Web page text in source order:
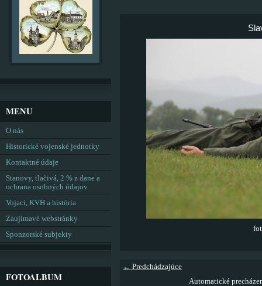
← Predchádzajúce
Automatické
MENU
O nás
Historické vojenské jednotky
Kontaktné údaje
Stanovy, tlačivá, 2 % z dane a
ochrana osobných údajov
Vojaci, KVH a história
Zaujímavé webstránky
Sponzorské subjekty
FOTOALBUM